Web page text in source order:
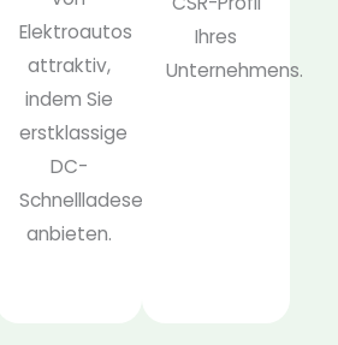
Elektroautos
attraktiv,
indem Sie
erstklassige
DC-
Schnellladeservices
anbieten.
Ihres
Unternehmens.